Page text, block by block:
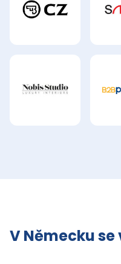
V Německu